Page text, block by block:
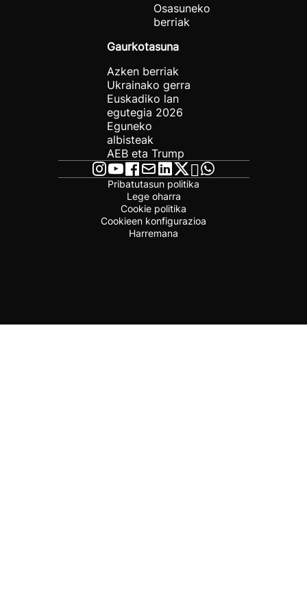
Osasuneko
berriak
Gaurkotasuna
Azken berriak
Ukrainako gerra
Euskadiko lan
egutegia 2026
Eguneko
albisteak
AEB eta Trump
Pribatutasun politika
Lege oharra
Cookie politika
Cookieen konfigurazioa
Harremana